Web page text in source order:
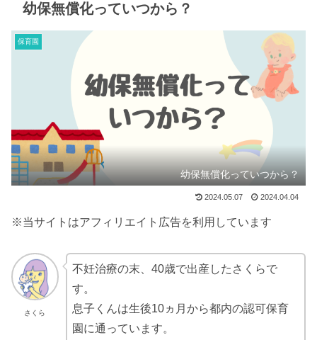
幼保無償化っていつから？
保育園
幼保無償化っていつから？
2024.05.07 2024.04.04
※当サイトはアフィリエイト広告を利用しています
さくら
不妊治療の末、40歳で出産したさくらで
す。
息子くんは生後10ヵ月から都内の認可保育
園に通っています。